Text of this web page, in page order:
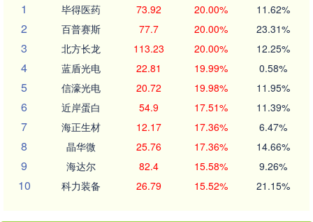
1
毕得医药 73.92 20.00% 11.62%
2 百普赛斯 77.7 20.00% 23.31%
3 北方长龙 113.23 20.00% 12.25%
4 蓝盾光电 22.81 19.99% 0.58%
5 信濠光电 20.72 19.98% 11.95%
6 近岸蛋白 54.9 17.51% 11.39%
7 海正生材 12.17 17.36% 6.47%
8 晶华微 25.76 17.36% 14.66%
9 海达尔 82.4 15.58% 9.26%
10 科力装备 26.79 15.52% 21.15%